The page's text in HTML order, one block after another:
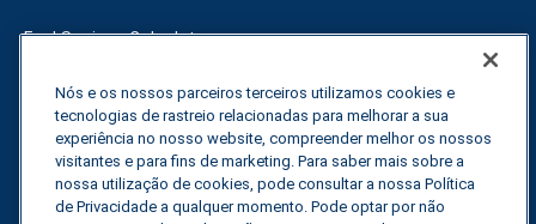
Fuel Savings Calculator
Calculadora de otimização do transporte
Rastreador de tarifas
Contactar-nos
Nós e os nossos parceiros terceiros utilizamos cookies e
tecnologias de rastreio relacionadas para melhorar a sua
experiência no nosso website, compreender melhor os nossos
visitantes e para fins de marketing. Para saber mais sobre a
nossa utilização de cookies, pode consultar a nossa Política
de Privacidade a qualquer momento. Pode optar por não